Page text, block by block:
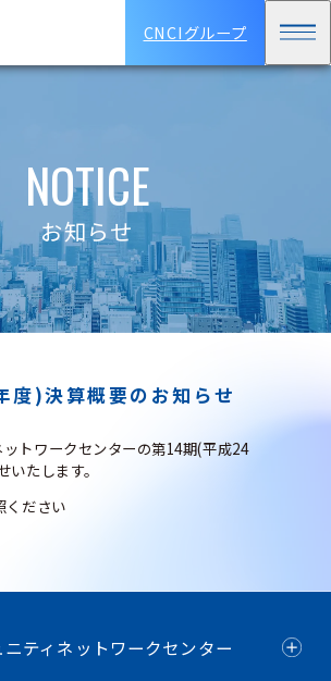
CNCIグループ
NOTICE
お知らせ
)決算概要のお知らせ
トワークセンターの第14期(平成24
たします。
ください
ティネットワークセンター